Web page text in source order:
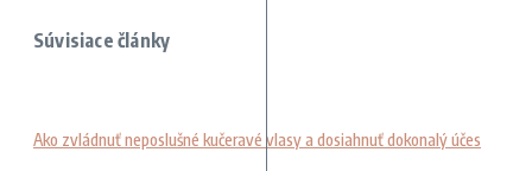
Súvisiace články
Ako zvládnuť neposlušné kučeravé vlasy a dosiahnuť dokonalý účes